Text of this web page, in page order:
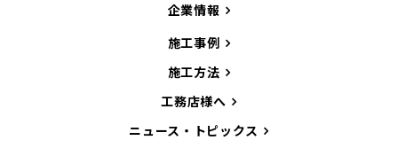
企業情報
施工事例
施工方法
工務店様へ
ニュース・トピックス